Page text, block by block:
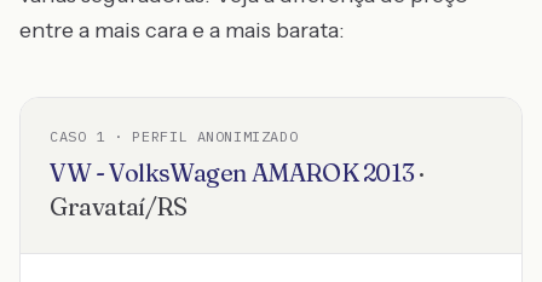
entre a mais cara e a mais barata:
CASO 1 · PERFIL ANONIMIZADO
VW - VolksWagenAMAROK2013·
Gravataí/RS